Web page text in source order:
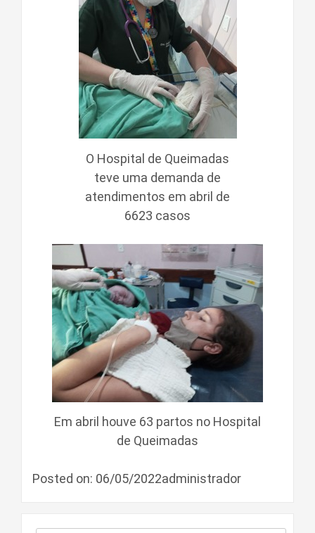
O Hospital de Queimadas
teve uma demanda de
atendimentos em abril de
6623 casos
Em abril houve 63 partos no Hospital
de Queimadas
Posted on: 06/05/2022administrador